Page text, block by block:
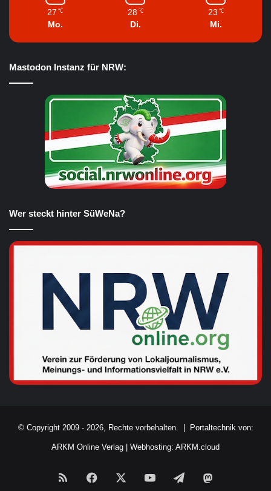
27 ℃
Mo.
28 ℃
Di.
23 ℃
Mi.
Mastodon Instanz für NRW:
Wer steckt hinter SüWeNa?
© Copyright 2009 - 2026, Rechte vorbehalten. | Portaltechnik von:
ARKM Online Verlag Webhosting: ARKM.cloud
RSS Facebook YouTubeTelegram